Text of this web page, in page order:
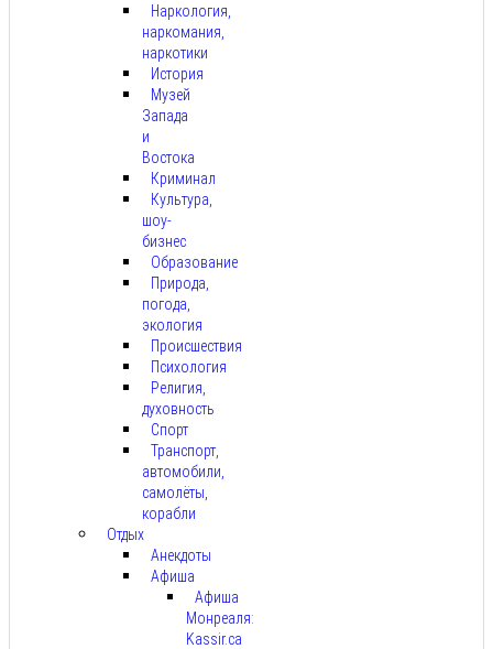
Наркология,
наркомания,
наркотики
История
Музей
Запада
и
Востока
Криминал
Культура,
шоу-
бизнес
Образование
Природа,
погода,
экология
Происшествия
Психология
Религия,
духовность
Спорт
Транспорт,
автомобили,
самолёты,
корабли
Отдых
Анекдоты
Афиша
Афиша
Монреаля:
Kassir.ca